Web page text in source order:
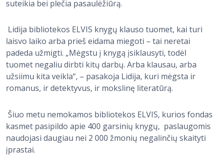
suteikia bei plečia pasaulėžiūrą.
Lidija bibliotekos ELVIS knygų klauso tuomet, kai turi
laisvo laiko arba prieš eidama miegoti – tai neretai
padeda užmigti. „Mėgstu į knygą įsiklausyti, todėl
tuomet negaliu dirbti kitų darbų. Arba klausau, arba
užsiimu kita veikla“, – pasakoja Lidija, kuri mėgsta ir
romanus, ir detektyvus, ir mokslinę literatūrą.
Šiuo metu nemokamos bibliotekos ELVIS, kurios fondas
kasmet pasipildo apie 400 garsinių knygų, paslaugomis
naudojasi daugiau nei 2 000 žmonių negalinčių skaityti
įprastai.